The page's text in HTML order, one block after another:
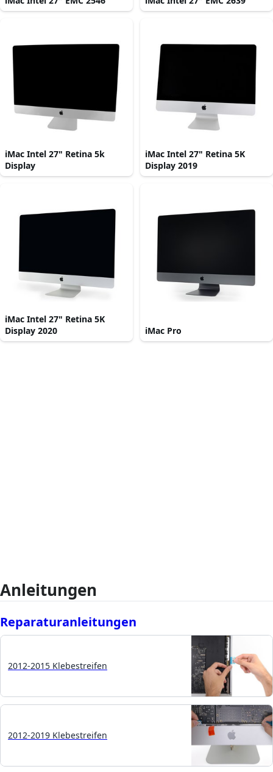
iMac Intel 27" Retina 5k
Display
iMac Intel 27" Retina 5K
Display 2019
iMac Intel 27" Retina 5K
Display 2020
iMac Pro
Anleitungen
Reparaturanleitungen
2012-2015 Klebestreifen
2012-2019 Klebestreifen